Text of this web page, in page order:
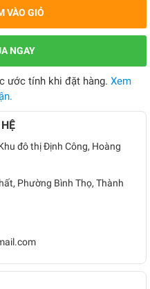
VÀO GIỎ
NGAY
ước tính khi đặt hàng. Xem
đô thị Định Công, Hoàng
Phường Bình Thọ, Thành